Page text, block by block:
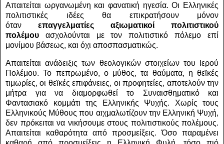
Απαιτείται ωργανωμένη και φανατική ηγεσία. Οι Ελληνικές
πολιτιστικές ιδέες θα επικρατήσουν μόνον
όταν επαγγελματίες αξιωματικοί πολιτιστικού
πολέμου ασχολούνται με τον πολιτιστικό πόλεμο επί
μονίμου βάσεως, και όχι αποσπασματικώς.
Απαιτείται ανάδειξις των θεολογικών στοιχείων του Ιερού
Πολέμου. Το πεπρωμένο, ο μύθος, τα θαύματα, η θεϊκές
τιμωρίες, οι θεϊκές επιφάνειες, οι προφητείες, αποτελούν την
μήτρα για να διαμορφωθεί το Συναισθηματικό και
Φαντασιακό κομμάτι της Ελληνικής Ψυχής. Χωρίς τους
Ελληνικούς Μύθους που αιχμαλωτίζουν την Ελληνική Ψυχή,
δεν πρόκειται να νικήσουμε στους πολιτιστικούς πολέμους.
Απαιτείται καθαρότητα από προσμείξεις. Όσο παραμένει